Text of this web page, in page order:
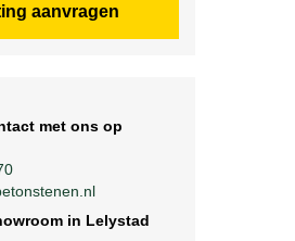
aanvragen
met ons op
in Lelystad